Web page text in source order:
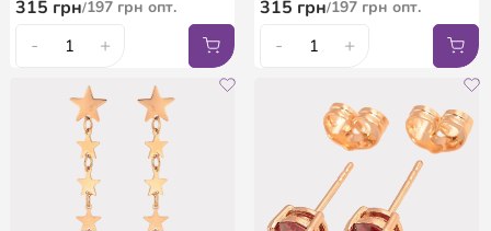
315 грн/197 грн опт.
- +
315 грн/197 грн опт.
- +